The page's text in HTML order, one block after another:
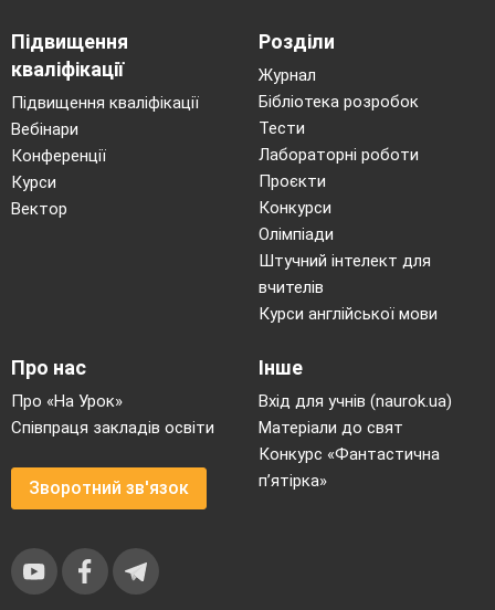
4).Задача Феофана Прокоповича.
людина має багато коней, і всім їм різна ціна.
Найгірший кінь коштує 4 золотих, а
найкращий 55 золотих, і ціна від одного до
другого коня весь час піднімається на 3
золотих. Питаємо: скільки ж усього було
коней?
Відповідь:
за формулою п-го
Конкурс вболівальників (Математична
Назвати математичний термін на вказану літеру
алфавіту:
Наприклад, А – абсциса
Б – бісектриса
Г – градус
Д – добуток
Підвищення
кваліфікації
Підвищення кваліфікації
Вебінари
Конференції
Курси
Вектор
Розділи
Журнал
Бібліотека розробок
Тести
Лабораторні роботи
Проєкти
Конкурси
Олімпіади
Штучний інтелект для
вчителів
Курси англійської мови
Про нас
Про «На Урок»
Співпраця закладів освіти
Зворотний зв'язок
Інше
Вхід для учнів (naurok.ua)
Матеріали до свят
Конкурс «Фантастична
п’ятірка»